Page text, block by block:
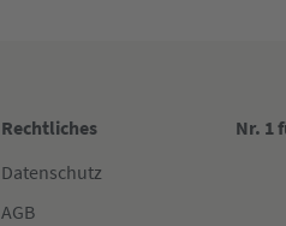
Rechtliches
Datenschutz
AGB
Nr. 1